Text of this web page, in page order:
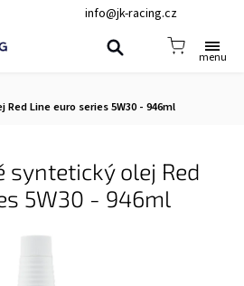
info@jk-racing.cz
Line euro series 5W30 - 946ml
syntetický olej Red
5W30 - 946ml